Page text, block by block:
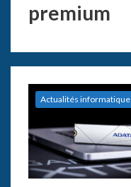
premium
Actualités informatique